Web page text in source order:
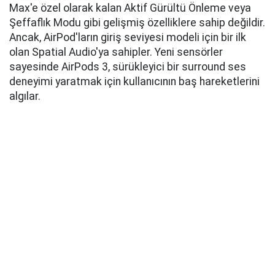
Max'e özel olarak kalan Aktif Gürültü Önleme veya
Şeffaflık Modu gibi gelişmiş özelliklere sahip değildir.
Ancak, AirPod'ların giriş seviyesi modeli için bir ilk
olan Spatial Audio'ya sahipler. Yeni sensörler
sayesinde AirPods 3, sürükleyici bir surround ses
deneyimi yaratmak için kullanıcının baş hareketlerini
algılar.